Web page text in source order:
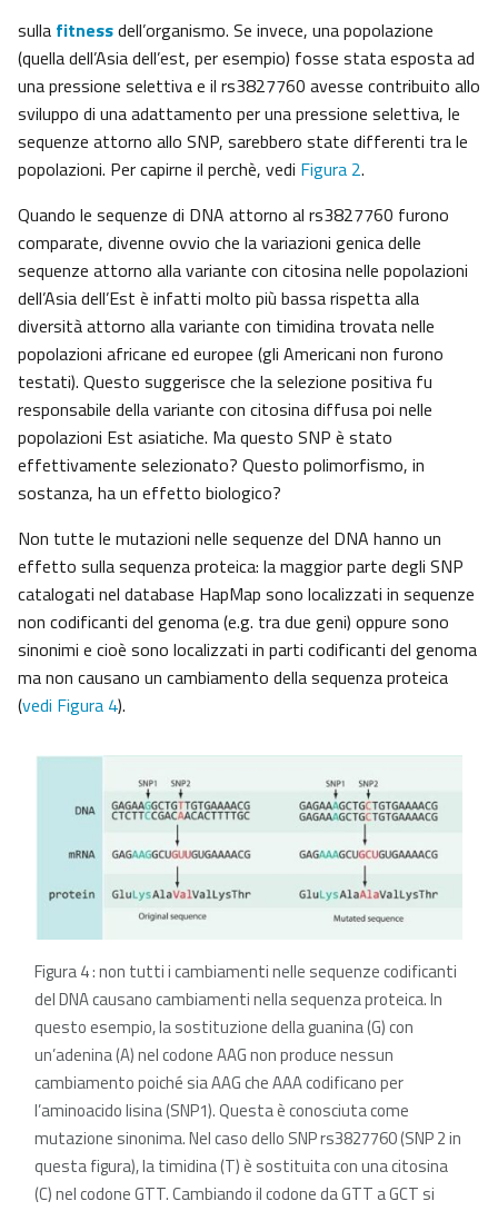
sulla fitnessdell’organismo. Se invece, una popolazione
(quella dell’Asia dell’est, per esempio) fosse stata esposta ad
una pressione selettiva e il rs3827760 avesse contribuito allo
sviluppo di una adattamento per una pressione selettiva, le
sequenze attorno allo SNP, sarebbero state differenti tra le
popolazioni. Per capirne il perchè, vedi Figura 2.
Quando le sequenze di DNA attorno al rs3827760 furono
comparate, divenne ovvio che la variazioni genica delle
sequenze attorno alla variante con citosina nelle popolazioni
dell’Asia dell’Est è infatti molto più bassa rispetta alla
diversità attorno alla variante con timidina trovata nelle
popolazioni africane ed europee (gli Americani non furono
testati). Questo suggerisce che la selezione positiva fu
responsabile della variante con citosina diffusa poi nelle
popolazioni Est asiatiche. Ma questo SNP è stato
effettivamente selezionato? Questo polimorfismo, in
sostanza, ha un effetto biologico?
Non tutte le mutazioni nelle sequenze del DNA hanno un
effetto sulla sequenza proteica: la maggior parte degli SNP
catalogati nel database HapMap sono localizzati in sequenze
non codificanti del genoma (e.g. tra due geni) oppure sono
sinonimi e cioè sono localizzati in parti codificanti del genoma
ma non causano un cambiamento della sequenza proteica
(vedi Figura 4).
Figura 4 : non tutti i cambiamenti nelle sequenze codificanti
del DNA causano cambiamenti nella sequenza proteica. In
questo esempio, la sostituzione della guanina (G) con
un’adenina (A) nel codone AAG non produce nessun
cambiamento poiché sia AAG che AAA codificano per
l’aminoacido lisina (SNP1). Questa è conosciuta come
mutazione sinonima. Nel caso dello SNP rs3827760 (SNP 2 in
questa figura), la timidina (T) è sostituita con una citosina
(C) nel codone GTT. Cambiando il codone da GTT a GCT si